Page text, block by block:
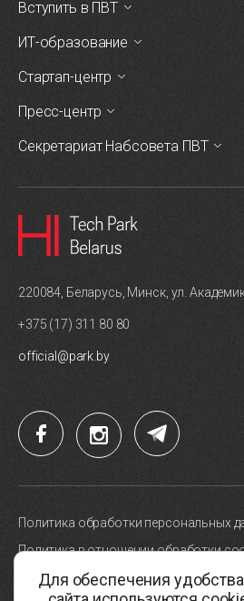
Вступить в ПВТ
ИТ-образование
Стартап-центр
Пресс-центр
Секретариат Набсовета ПВТ
220084, Беларусь, Минск, ул.
+375 (17) 311 80 80
official@park.by
Политика обработки персональных
Политика в отношении обработки
Карта сайта
Для обеспечения